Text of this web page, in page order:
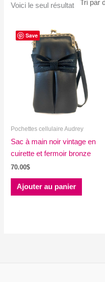
Voici le seul résultat
Save
Pochettes cellulaire Audrey
Sac à main noir vintage en
cuirette et fermoir bronze
70.00$
Ajouter au panier